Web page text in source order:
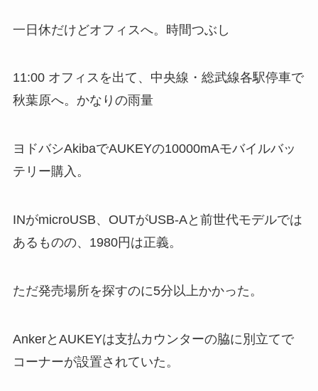
一日休だけどオフィスへ。時間つぶし
11:00 オフィスを出て、中央線・総武線各駅停車で
秋葉原へ。かなりの雨量
ヨドバシAkibaでAUKEYの10000mAモバイルバッ
テリー購入。
INがmicroUSB、OUTがUSB-Aと前世代モデルでは
あるものの、1980円は正義。
ただ発売場所を探すのに5分以上かかった。
AnkerとAUKEYは支払カウンターの脇に別立てで
コーナーが設置されていた。